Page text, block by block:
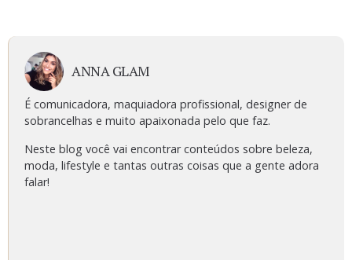
ANNA GLAM
É comunicadora, maquiadora profissional, designer de
sobrancelhas e muito apaixonada pelo que faz.
Neste blog você vai encontrar conteúdos sobre beleza,
moda, lifestyle e tantas outras coisas que a gente adora
falar!